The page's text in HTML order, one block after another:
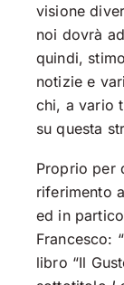
visione
noi dovrà
quindi,
notizie e
chi, a vario
su questa
Proprio per
riferimento
ed in
Francesco:
libro “Il